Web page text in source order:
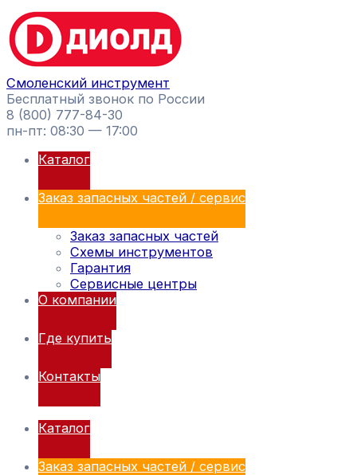
Перейти
к
содержимому
Смоленский инструмент
Бесплатный звонок по России
8 (800) 777-84-30
пн-пт: 08:30 — 17:00
Каталог
Заказ запасных частей / сервис
Заказ запасных частей
Схемы инструментов
Гарантия
Сервисные центры
О компании
Где купить
Контакты
Каталог
Заказ запасных частей / сервис
Поиск
товаров